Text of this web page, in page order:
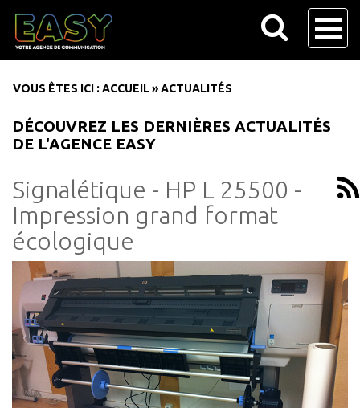
VOUS ÊTES ICI : ACCUEIL»ACTUALITÉS
DÉCOUVREZ LES DERNIÈRES ACTUALITÉS
DE L'AGENCE EASY
Signalétique - HP L 25500 -
Impression grand format
écologique